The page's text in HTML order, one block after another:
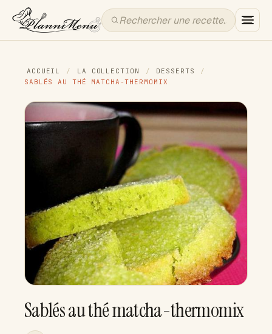
ACCUEIL / LA COLLECTION / DESSERTS
/
SABLÉS AU THÉ MATCHA-THERMOMIX
Sablés au thé matcha-thermomix